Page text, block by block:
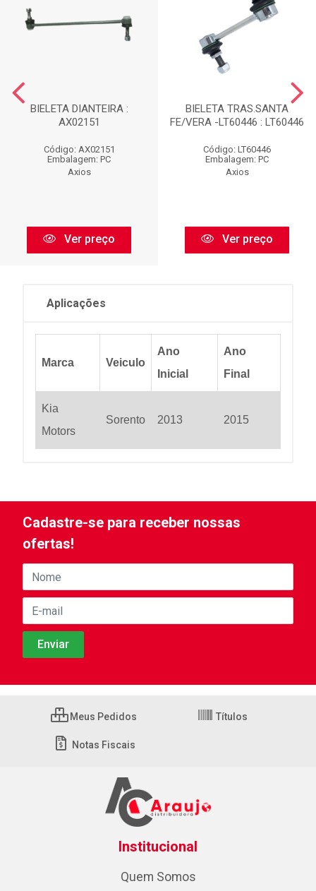
BIELETA DIANTEIRA :
AX02151
Código: AX02151
Embalagem: PC
Axios
Ver preço
BIELETA TRAS.SANTA
FE/VERA -LT60446 : LT60446
Código: LT60446
Embalagem: PC
Axios
Ver preço
Aplicações
Marca Veiculo
Ano
Inicial
Ano
Final
Kia
Motors
Sorento 2013 2015
Cadastre-se para receber nossas
ofertas!
Meus Pedidos Títulos
Notas Fiscais
Institucional
Quem Somos